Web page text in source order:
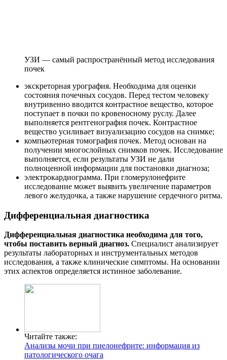
УЗИ — самый распространённый метод исследования
почек
экскреторная урография. Необходима для оценки
состояния почечных сосудов. Перед тестом человеку
внутривенно вводится контрастное вещество, которое
поступает в почки по кровеносному руслу. Далее
выполняется рентгенография почек. Контрастное
вещество усиливает визуализацию сосудов на снимке;
компьютерная томография почек. Метод основан на
получении многослойных снимков почек. Исследование
выполняется, если результаты УЗИ не дали
полноценной информации для постановки диагноза;
электрокардиограмма. При гломерулонефрите
исследование может выявить увеличение параметров
левого желудочка, а также нарушение сердечного ритма.
Дифференциальная диагностика
Дифференциальная диагностика необходима для того,
чтобы поставить верный диагноз. Специалист анализирует
результаты лабораторных и инструментальных методов
исследования, а также клинические симптомы. На основании
этих аспектов определяется истинное заболевание.
Читайте также:
Анализы мочи при пиелонефрите: информация из
патологического очага